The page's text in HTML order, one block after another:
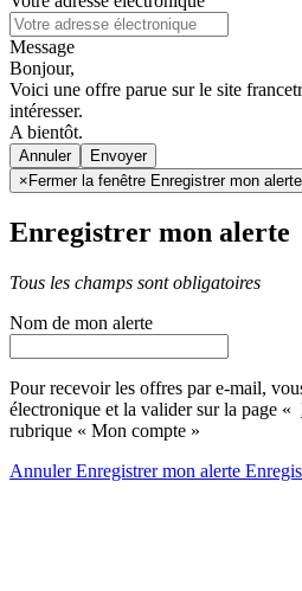
Message
Bonjour,
Voici une offre parue sur le site
intéresser.
A bientôt.
Annuler
× Fermer la fenêtre Enregistrer mon alerte
Enregistrer mon alerte
Tous les champs sont obligatoires
Nom de mon alerte
Pour recevoir les offres par e-mail,
électronique et la valider sur la page «
rubrique « Mon compte »
AnnulerEnregistrer mon alerte